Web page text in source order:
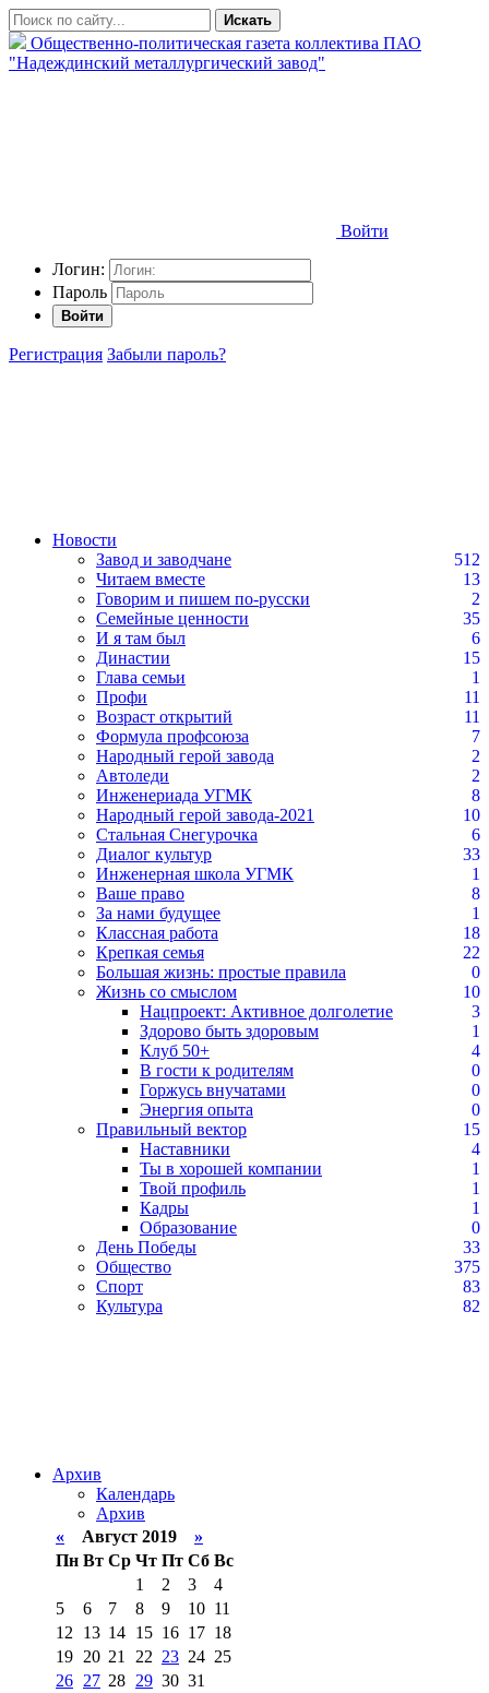
Искать
Общественно-политическая газета коллектива ПАО
"Надеждинский металлургический завод"
Войти
Логин:
Пароль
Войти
Регистрация Забыли пароль?
Новости
Завод и заводчане
512
Читаем вместе
13
Говорим и пишем по-русски
2
Семейные ценности
35
И я там был
6
Династии
15
Глава семьи
1
Профи
11
Возраст открытий
11
Формула профсоюза
7
Народный герой завода
2
Автоледи
2
Инженериада УГМК
8
Народный герой завода-2021
10
Стальная Снегурочка
6
Диалог культур
33
Инженерная школа УГМК
1
Ваше право
8
За нами будущее
1
Классная работа
18
Крепкая семья
22
Большая жизнь: простые правила
0
Жизнь со смыслом
10
Нацпроект: Активное долголетие
3
Здорово быть здоровым
1
Клуб 50+
4
В гости к родителям
0
Горжусь внучатами
0
Энергия опыта
0
Правильный вектор
15
Наставники
4
Ты в хорошей компании
1
Твой профиль
1
Кадры
1
Образование
0
День Победы
33
Общество
375
Спорт
83
Культура
82
Архив
Календарь
Архив
« Август 2019 »
Пн Вт Ср Чт Пт Сб Вс
1
2 3
4
5
6 7 8 9 10 11
12
13 14 15 16 17 18
19 20 21 22 23 24 25
26 27 28 29 30 31